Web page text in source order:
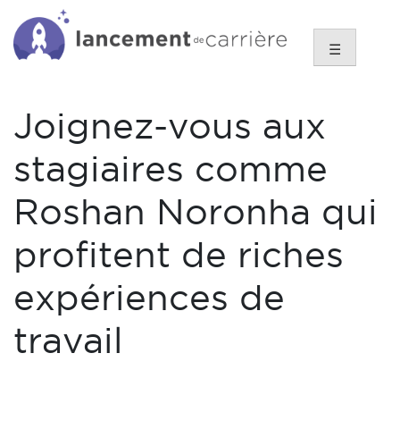
content
☰
Joignez-vous aux
stagiaires comme
Roshan Noronha qui
profitent de riches
expériences de
travail